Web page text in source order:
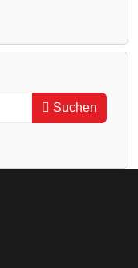
Suchen